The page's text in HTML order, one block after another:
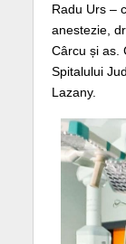
Radu Urs –
anestezie,
Cârcu și as.
Spitalului
Lazany.